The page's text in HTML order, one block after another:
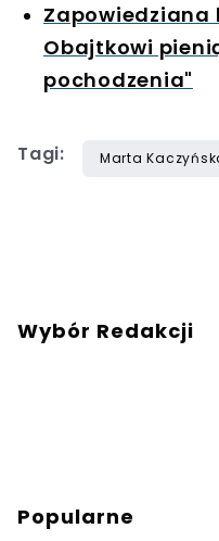
Zapowiedziana
Obajtkowi
pochodzenia"
Tagi: Marta
Wybór Redakcji
Popularne